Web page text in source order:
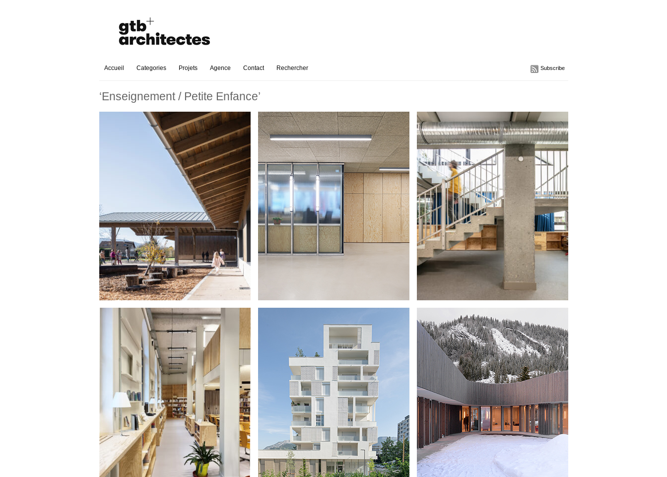
Subscribe
Accueil Categories Projets Agence Contact Rechercher
‘Enseignement / Petite Enfance’